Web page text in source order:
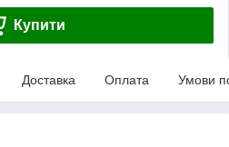
Купити
Доставка Оплата Умови